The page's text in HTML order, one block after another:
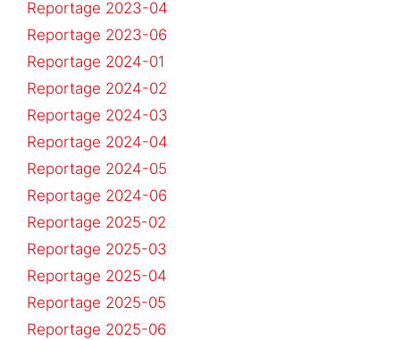
Reportage 2023-04
Reportage 2023-06
Reportage 2024-01
Reportage 2024-02
Reportage 2024-03
Reportage 2024-04
Reportage 2024-05
Reportage 2024-06
Reportage 2025-02
Reportage 2025-03
Reportage 2025-04
Reportage 2025-05
Reportage 2025-06